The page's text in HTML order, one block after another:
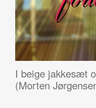
I beige jakkesæt
(Morten